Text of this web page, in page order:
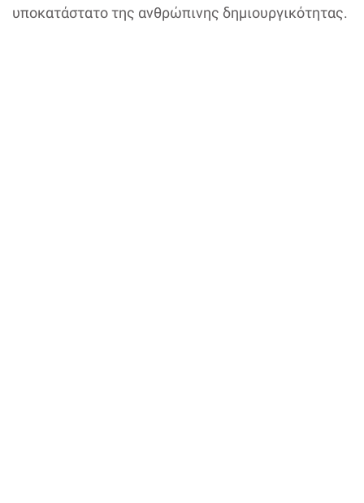
υποκατάστατο της ανθρώπινης δημιουργικότητας.